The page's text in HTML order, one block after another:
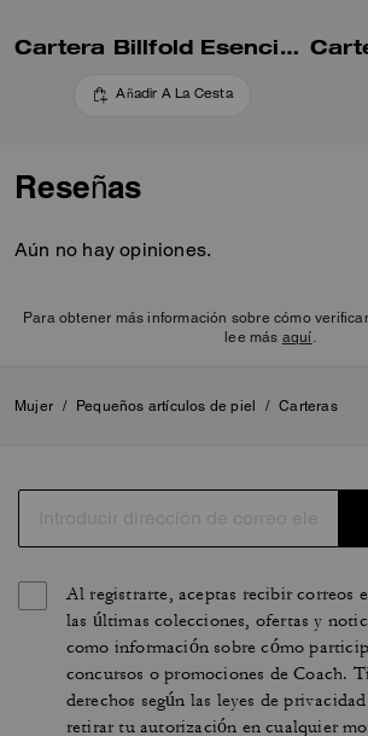
Cartera Billfold Esencial En Lona Signature Con Bloques De Color
Añadir A La Cesta
Reseñas
Aún no hay opiniones.
Para obtener más información sobre cómo
lee más aquí
Mujer / Pequeños artículos de piel / Carteras
Al registrarte, aceptas recibir correos
las últimas colecciones, ofertas y
como información sobre cómo
concursos o promociones de Coach.
derechos según las leyes de
retirar tu autorización en cualquier